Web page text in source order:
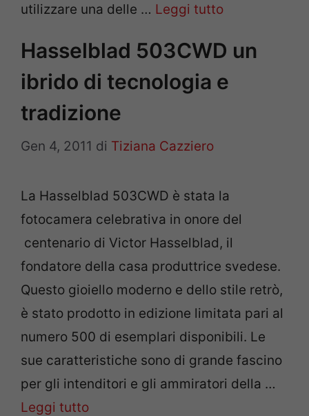
utilizzare una delle … Leggi tutto
Hasselblad 503CWD un
ibrido di tecnologia e
tradizione
Gen 4, 2011 di Tiziana Cazziero
La Hasselblad 503CWD è stata la
fotocamera celebrativa in onore del
centenario di Victor Hasselblad, il
fondatore della casa produttrice svedese.
Questo gioiello moderno e dello stile retrò,
è stato prodotto in edizione limitata pari al
numero 500 di esemplari disponibili. Le
sue caratteristiche sono di grande fascino
per gli intenditori e gli ammiratori della …
Leggi tutto